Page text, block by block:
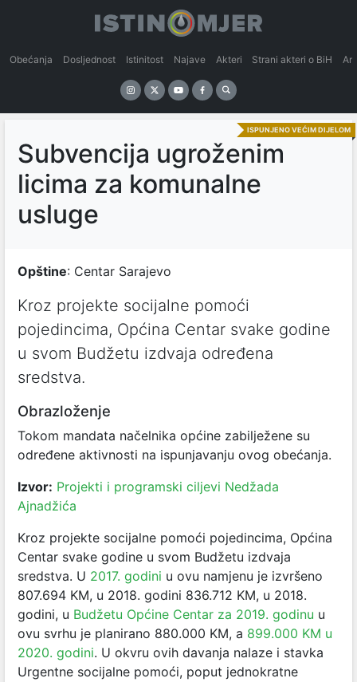
Obećanja Dosljednost Istinitost Najave Akteri Strani akteri o BiH
ISPUNJENO VEĆIM DIJELOM
Subvencija ugroženim
licima za komunalne
usluge
Opštine: Centar Sarajevo
Kroz projekte socijalne pomoći
pojedincima, Općina Centar svake godine
u svom Budžetu izdvaja određena
sredstva.
Obrazloženje
Tokom mandata načelnika općine zabilježene su
određene aktivnosti na ispunjavanju ovog obećanja.
Izvor: Projekti i programski ciljevi Nedžada
Ajnadžića
Kroz projekte socijalne pomoći pojedincima, Općina
Centar svake godine u svom Budžetu izdvaja
sredstva. U 2017. godini u ovu namjenu je izvršeno
807.694 KM, u 2018. godini 836.712 KM, u 2018.
godini, u Budžetu Općine Centar za 2019. godinu u
ovu svrhu je planirano 880.000 KM, a 899.000 KM u
2020. godini. U okvru ovih davanja nalaze i stavka
Urgentne socijalne pomoći, poput jednokratne